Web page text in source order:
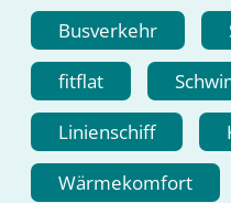
Busverkehr
fitflat
Linienschiff
Wärmekomfort